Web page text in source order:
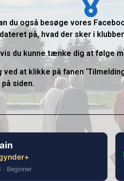
du også besøge vores
på, hvad der sker i
du kunne tænke dig at følge
at klikke på fanen
på siden.
Beginner